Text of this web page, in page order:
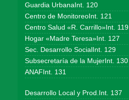
Guardia UrbanaInt. 120
Centro de MonitoreoInt. 121
Centro Salud «R. Carrillo»Int. 119
Hogar «Madre Teresa»Int. 127
Sec. Desarrollo SocialInt. 129
Subsecretaría de la MujerInt. 130
ANAFInt. 131
Desarrollo Local y Prod.Int. 137